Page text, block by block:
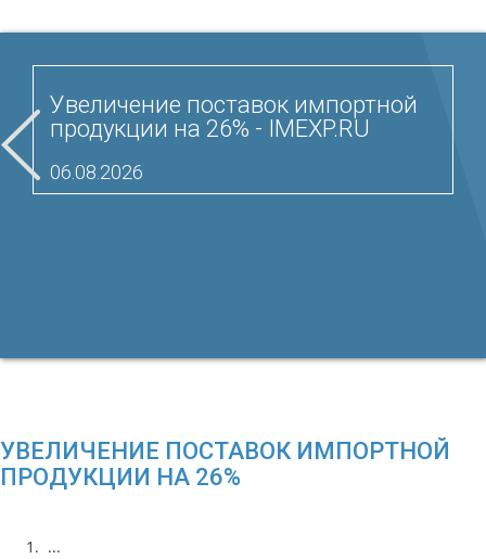
Увеличение поставок импортной
продукции на 26% - IMEXP.RU
06.08.2026
УВЕЛИЧЕНИЕ ПОСТАВОК ИМПОРТНОЙ
ПРОДУКЦИИ НА 26%
...